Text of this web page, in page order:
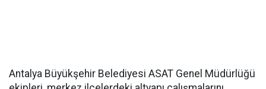
Antalya Büyükşehir Belediyesi ASAT Genel Müdürlüğü